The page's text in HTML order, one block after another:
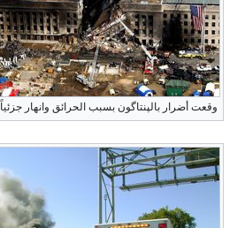
وقعت أضرار بالپنتاگون بسبب الحرائق وانهار جزئياً.